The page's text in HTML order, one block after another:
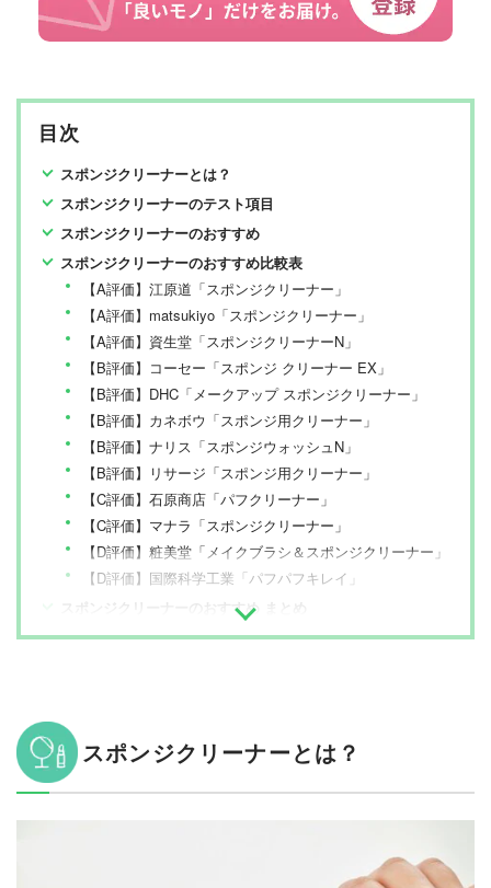
目次
スポンジクリーナーとは？
スポンジクリーナーのテスト項目
スポンジクリーナーのおすすめ
スポンジクリーナーのおすすめ比較表
【A評価】江原道「スポンジクリーナー」
【A評価】matsukiyo「スポンジクリーナー」
【A評価】資生堂「スポンジクリーナーN」
【B評価】コーセー「スポンジ クリーナー EX」
【B評価】DHC「メークアップ スポンジクリーナー」
【B評価】カネボウ「スポンジ用クリーナー」
【B評価】ナリス「スポンジウォッシュN」
【B評価】リサージ「スポンジ用クリーナー」
【C評価】石原商店「パフクリーナー」
【C評価】マナラ「スポンジクリーナー」
【D評価】粧美堂「メイクブラシ＆スポンジクリーナー」
【D評価】国際科学工業「パフパフキレイ」
スポンジクリーナーのおすすめ まとめ
スポンジクリーナーとは？